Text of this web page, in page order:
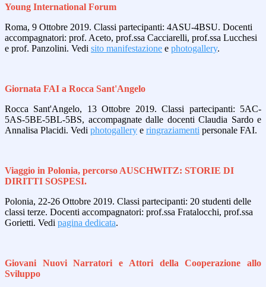
Young International Forum
Roma, 9 Ottobre 2019. Classi partecipanti: 4ASU-4BSU. Docenti
accompagnatori: prof. Aceto, prof.ssa Cacciarelli, prof.ssa Lucchesi
e prof. Panzolini. Vedi sito manifestazione e photogallery.
Giornata FAI a Rocca Sant'Angelo
Rocca Sant'Angelo, 13 Ottobre 2019. Classi partecipanti: 5AC-
5AS-5BE-5BL-5BS, accompagnate dalle docenti Claudia Sardo e
Annalisa Placidi. Vedi photogallery e ringraziamenti personale FAI.
Viaggio in Polonia, percorso AUSCHWITZ: STORIE DI
DIRITTI SOSPESI.
Polonia, 22-26 Ottobre 2019. Classi partecipanti: 20 studenti delle
classi terze. Docenti accompagnatori: prof.ssa Fratalocchi, prof.ssa
Gorietti. Vedi pagina dedicata.
Giovani Nuovi Narratori e Attori della Cooperazione allo
Sviluppo